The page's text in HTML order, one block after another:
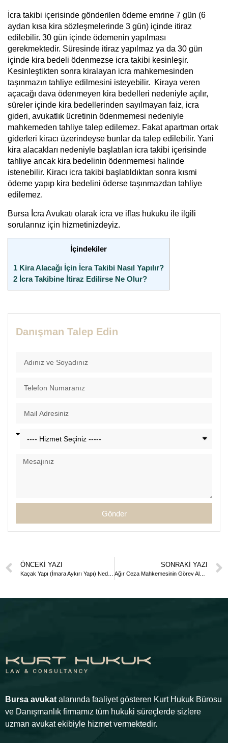
İcra takibi içerisinde gönderilen ödeme emrine 7 gün (6
aydan kısa kira sözleşmelerinde 3 gün) içinde itiraz
edilebilir. 30 gün içinde ödemenin yapılması
gerekmektedir. Süresinde itiraz yapılmaz ya da 30 gün
içinde kira bedeli ödenmezse icra takibi kesinleşir.
Kesinleştikten sonra kiralayan icra mahkemesinden
taşınmazın tahliye edilmesini isteyebilir. Kiraya veren
açacağı dava ödenmeyen kira bedelleri nedeniyle açılır,
süreler içinde kira bedellerinden sayılmayan faiz, icra
gideri, avukatlık ücretinin ödenmemesi nedeniyle
mahkemeden tahliye talep edilemez. Fakat apartman ortak
giderleri kiracı üzerindeyse bunlar da talep edilebilir. Yani
kira alacakları nedeniyle başlatılan icra takibi içerisinde
tahliye ancak kira bedelinin ödenmemesi halinde
istenebilir. Kiracı icra takibi başlatıldıktan sonra kısmi
ödeme yapıp kira bedelini öderse taşınmazdan tahliye
edilemez.
Bursa İcra Avukatı olarak icra ve iflas hukuku ile ilgili
sorularınız için hizmetinizdeyiz.
İçindekiler
1 Kira Alacağı İçin İcra Takibi Nasıl Yapılır?
2 İcra Takibine İtiraz Edilirse Ne Olur?
Danışman Talep Edin
Gönder
ÖNCEKI YAZI SONRAKI YAZI
Bursa avukat alanında faaliyet gösteren Kurt Hukuk Bürosu
ve Danışmanlık firmamız tüm hukuki süreçlerde sizlere
uzman avukat ekibiyle hizmet vermektedir.